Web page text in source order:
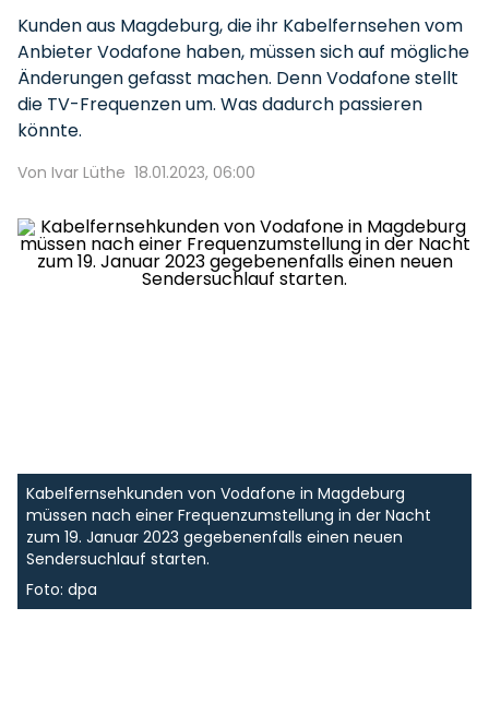
Kunden aus Magdeburg, die ihr Kabelfernsehen vom
Anbieter Vodafone haben, müssen sich auf mögliche
Änderungen gefasst machen. Denn Vodafone stellt
die TV-Frequenzen um. Was dadurch passieren
könnte.
Von Ivar Lüthe 18.01.2023, 06:00
Kabelfernsehkunden von Vodafone in Magdeburg
müssen nach einer Frequenzumstellung in der Nacht
zum 19. Januar 2023 gegebenenfalls einen neuen
Sendersuchlauf starten.
Foto: dpa